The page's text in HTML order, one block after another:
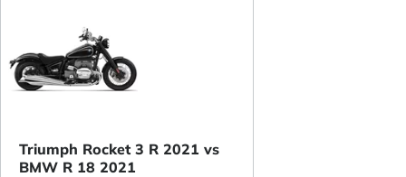
Triumph Rocket 3 R 2021 vs
BMW R 18 2021